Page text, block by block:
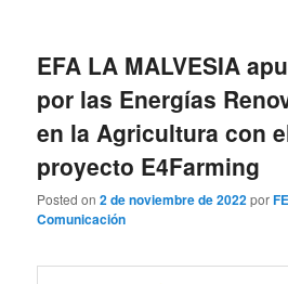
EFA LA MALVESIA
por las Energías
en la Agricultura con
proyecto E4Farming
Posted on2 de noviembre de 2022por
Comunicación